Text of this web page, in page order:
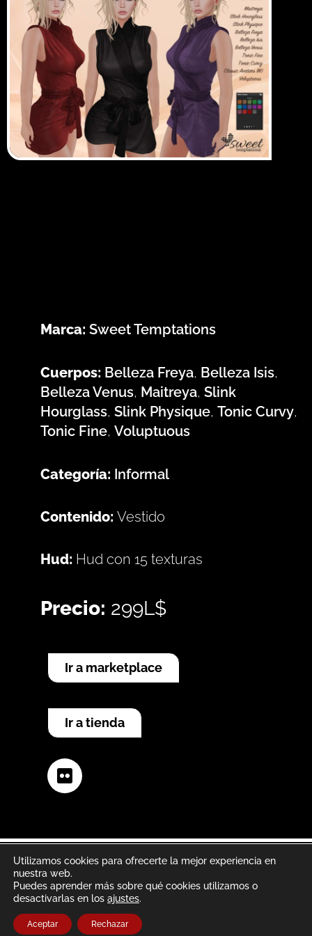
Marca: Sweet Temptations
Cuerpos: Belleza Freya, Belleza Isis,
Belleza Venus, Maitreya, Slink
Hourglass, Slink Physique, Tonic Curvy,
Tonic Fine, Voluptuous
Categoría: Informal
Contenido: Vestido
Hud: Hud con 15 texturas
Precio: 299L$
Ir a marketplace
Ir a tienda
Flickr
Aviso legal Política de privacidad
Política de cookies
Utilizamos cookies para ofrecerte la mejor experiencia en
nuestra web.
Puedes aprender más sobre qué cookies utilizamos o
desactivarlas en los ajustes.
Aceptar Rechazar